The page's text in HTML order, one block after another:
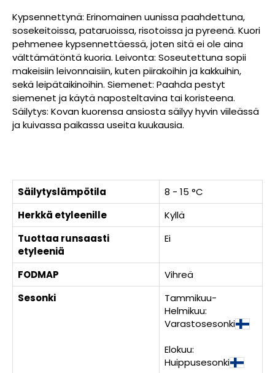
Kypsennettynä: Erinomainen uunissa paahdettuna,
sosekeitoissa, pataruoissa, risotoissa ja pyreenä. Kuori
pehmenee kypsennettäessä, joten sitä ei ole aina
välttämätöntä kuoria. Leivonta: Soseutettuna sopii
makeisiin leivonnaisiin, kuten piirakoihin ja kakkuihin,
sekä leipätaikinoihin. Siemenet: Paahda pestyt
siemenet ja käytä naposteltavina tai koristeena.
Säilytys: Kovan kuorensa ansiosta säilyy hyvin viileässä
ja kuivassa paikassa useita kuukausia.
Säilytyslämpötila
8 - 15 °C
Herkkä etyleenille
Kyllä
Tuottaa runsaasti
etyleeniä
Ei
FODMAP
Vihreä
Sesonki
Tammikuu-
Helmikuu:
Varastosesonki
Elokuu:
Huippusesonki